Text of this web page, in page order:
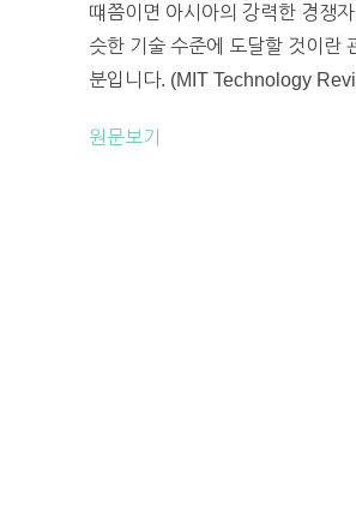
떄쯤이면 아시아의 강력한 경쟁자
슷한 기술 수준에 도달할 것이란
분입니다. (MIT Technology
원문보기